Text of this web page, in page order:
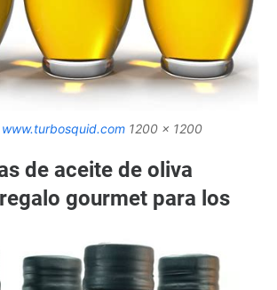
www.turbosquid.com 1200 x 1200
de aceite de oliva
gourmet para los